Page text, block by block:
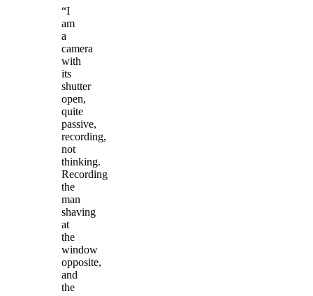
“I
am
a
camera
with
its
shutter
open,
quite
passive,
recording,
not
thinking.
Recording
the
man
shaving
at
the
window
opposite,
and
the